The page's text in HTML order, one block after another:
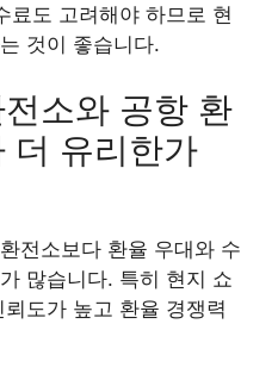
료도 고려해야 하므로 현
것이 좋습니다.
소와 공항 환
더 유리한가
전소보다 환율 우대와 수
많습니다. 특히 현지 쇼
도가 높고 환율 경쟁력